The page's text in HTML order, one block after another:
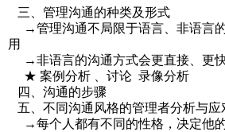
三、管理沟通的种类及形式
→管理沟通不局限于语言、非语言
用
→非语言的沟通方式会更直接、更
★ 案例分析 、讨论 录像分析
四、沟通的步骤
五、不同沟通风格的管理者分析与应
→每个人都有不同的性格，决定他的